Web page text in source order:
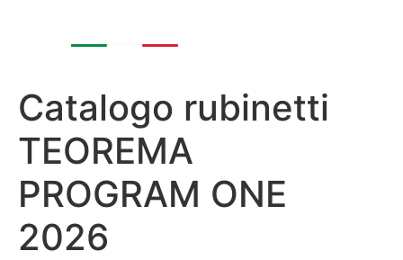
Catalogo rubinetti
TEOREMA
PROGRAM ONE
2026